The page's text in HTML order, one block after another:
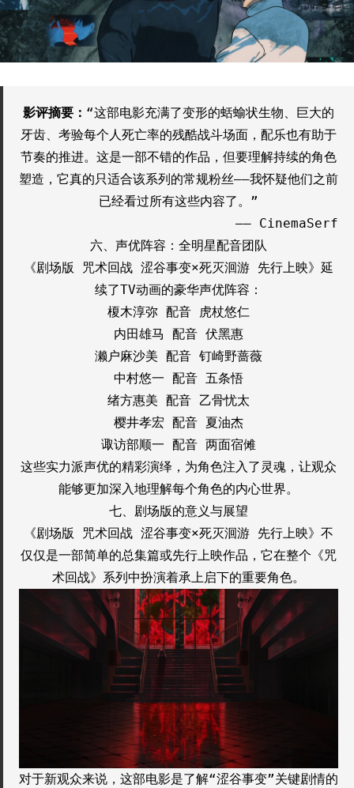
影评摘要： “这部电影充满了变形的蛞蝓状生物、巨大的
牙齿、考验每个人死亡率的残酷战斗场面，配乐也有助于
节奏的推进。这是一部不错的作品，但要理解持续的角色
塑造，它真的只适合该系列的常规粉丝——我怀疑他们之前
已经看过所有这些内容了。”
—— CinemaSerf
六、声优阵容：全明星配音团队
《剧场版 咒术回战 涩谷事变×死灭洄游 先行上映》延
续了TV动画的豪华声优阵容：
榎木淳弥 配音 虎杖悠仁
内田雄马 配音 伏黑惠
濑户麻沙美 配音 钉崎野蔷薇
中村悠一 配音 五条悟
绪方惠美 配音 乙骨忧太
樱井孝宏 配音 夏油杰
诹访部顺一 配音 两面宿傩
这些实力派声优的精彩演绎，为角色注入了灵魂，让观众
能够更加深入地理解每个角色的内心世界。
七、剧场版的意义与展望
《剧场版 咒术回战 涩谷事变×死灭洄游 先行上映》不
仅仅是一部简单的总集篇或先行上映作品，它在整个《咒
术回战》系列中扮演着承上启下的重要角色。
对于新观众来说，这部电影是了解“涩谷事变”关键剧情的